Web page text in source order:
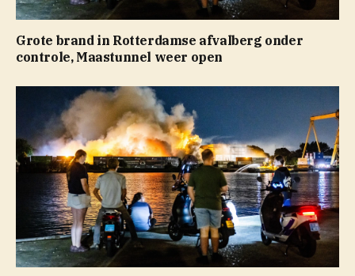
Grote brand in Rotterdamse afvalberg onder
controle, Maastunnel weer open